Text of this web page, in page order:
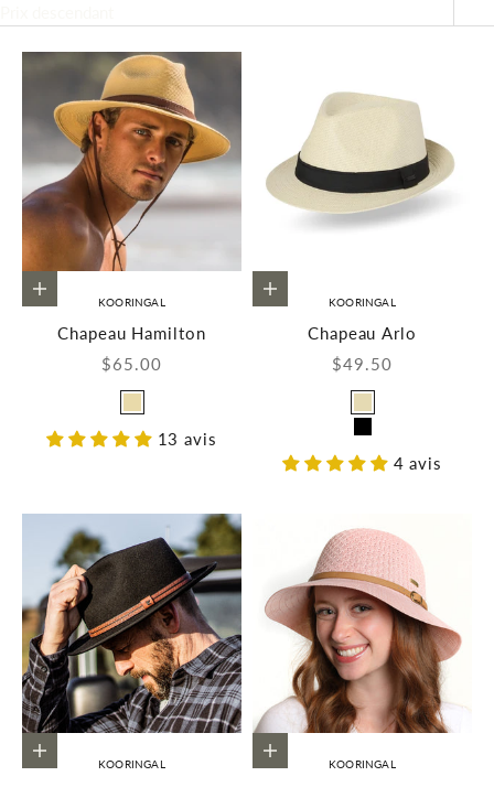
Choisir les options
KOORINGAL
Chapeau Hamilton
Prix de vente
$65.00
Naturel
13 avis
Choisir les options
KOORINGAL
Chapeau Arlo
Prix de vente
$49.50
Ivoire
Noir
4 avis
Choisir les options
KOORINGAL Choisir les options
KOORINGAL